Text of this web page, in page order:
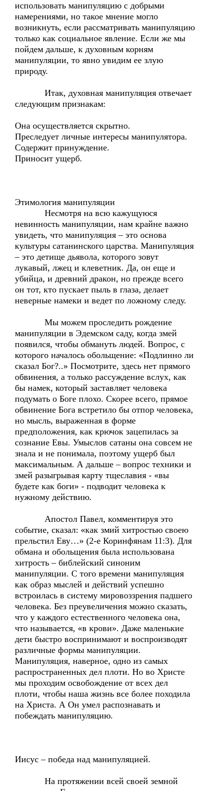
использовать манипуляцию с добрыми
намерениями, но такое мнение могло
возникнуть, если рассматривать манипуляцию
только как социальное явление. Если же мы
пойдем дальше, к духовным корням
манипуляции, то явно увидим ее злую
природу.
Итак, духовная манипуляция отвечает
следующим признакам:
Она осуществляется скрытно.
Преследует личные интересы манипулятора.
Содержит принуждение.
Приносит ущерб.
Этимология манипуляции
Несмотря на всю кажущуюся
невинность манипуляции, нам крайне важно
увидеть, что манипуляция – это основа
культуры сатанинского царства. Манипуляция
– это детище дьявола, которого зовут
лукавый, лжец и клеветник. Да, он еще и
убийца, и древний дракон, но прежде всего
он тот, кто пускает пыль в глаза, делает
неверные намеки и ведет по ложному следу.
Мы можем проследить рождение
манипуляции в Эдемском саду, когда змей
появился, чтобы обмануть людей. Вопрос, с
которого началось обольщение: «Подлинно ли
сказал Бог?..» Посмотрите, здесь нет прямого
обвинения, а только рассуждение вслух, как
бы намек, который заставляет человека
подумать о Боге плохо. Скорее всего, прямое
обвинение Бога встретило бы отпор человека,
но мысль, выраженная в форме
предположения, как крючок зацепилась за
сознание Евы. Умыслов сатаны она совсем не
знала и не понимала, поэтому ущерб был
максимальным. А дальше – вопрос техники и
змей разыгрывая карту тщеславия - «вы
будете как боги» - подводит человека к
нужному действию.
Апостол Павел, комментируя это
событие, сказал: «как змий хитростью своею
прельстил Еву…» (2-е Коринфянам 11:3). Для
обмана и обольщения была использована
хитрость – библейский синоним
манипуляции. С того времени манипуляция
как образ мыслей и действий успешно
встроилась в систему мировоззрения падшего
человека. Без преувеличения можно сказать,
что у каждого естественного человека она,
что называется, «в крови». Даже маленькие
дети быстро воспринимают и воспроизводят
различные формы манипуляции.
Манипуляция, наверное, одно из самых
распространенных дел плоти. Но во Христе
мы проходим освобождение от всех дел
плоти, чтобы наша жизнь все более походила
на Христа. А Он умел распознавать и
побеждать манипуляцию.
Иисус – победа над манипуляцией.
На протяжении всей своей земной